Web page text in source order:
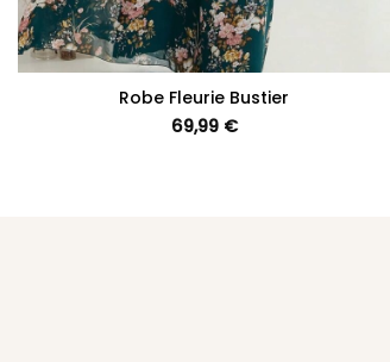
+
Robe Fleurie Bustier
69,99 €